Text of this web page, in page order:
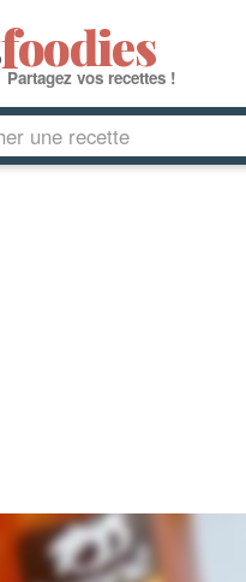
foodies
Partagez vos recettes !